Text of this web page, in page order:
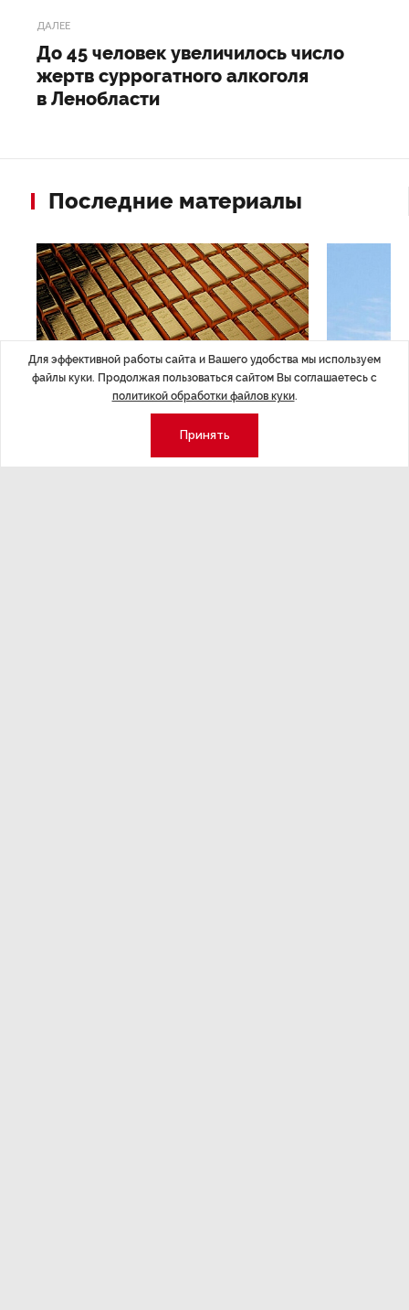
ДАЛЕЕ
До 45 человек увеличилось число
жертв суррогатного алкоголя
в Ленобласти
Последние материалы
Курс на растущую
Для эффективной работы сайта и Вашего удобства мы используем
файлы куки. Продолжая пользоваться сайтом Вы соглашаетесь с
политикой обработки файлов куки.
Принять